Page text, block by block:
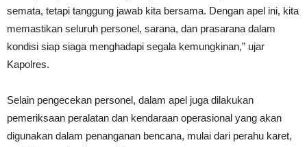
semata, tetapi tanggung jawab kita bersama. Dengan apel ini, kita
memastikan seluruh personel, sarana, dan prasarana dalam
kondisi siap siaga menghadapi segala kemungkinan,” ujar
Kapolres.
Selain pengecekan personel, dalam apel juga dilakukan
pemeriksaan peralatan dan kendaraan operasional yang akan
digunakan dalam penanganan bencana, mulai dari perahu karet,